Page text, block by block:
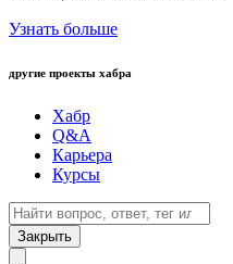
Узнать больше
другие проекты хабра
Хабр
Q&A
Карьера
Курсы
Закрыть